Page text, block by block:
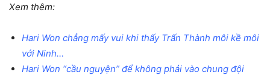
Xem thêm:
Hari Won chẳng mấy vui khi thấy Trấn Thành môi kề môi
với Ninh…
Hari Won “cầu nguyện” để không phải vào chung đội